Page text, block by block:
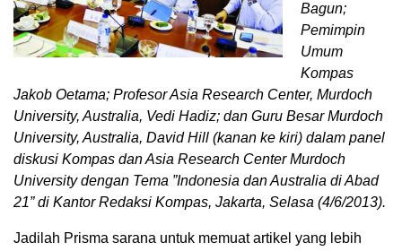
Bagun;
Pemimpin
Umum
Kompas
Jakob Oetama; Profesor Asia Research Center, Murdoch
University, Australia, Vedi Hadiz; dan Guru Besar Murdoch
University, Australia, David Hill (kanan ke kiri) dalam panel
diskusi Kompas dan Asia Research Center Murdoch
University dengan Tema ”Indonesia dan Australia di Abad
21” di Kantor Redaksi Kompas, Jakarta, Selasa (4/6/2013).
Jadilah Prisma sarana untuk memuat artikel yang lebih